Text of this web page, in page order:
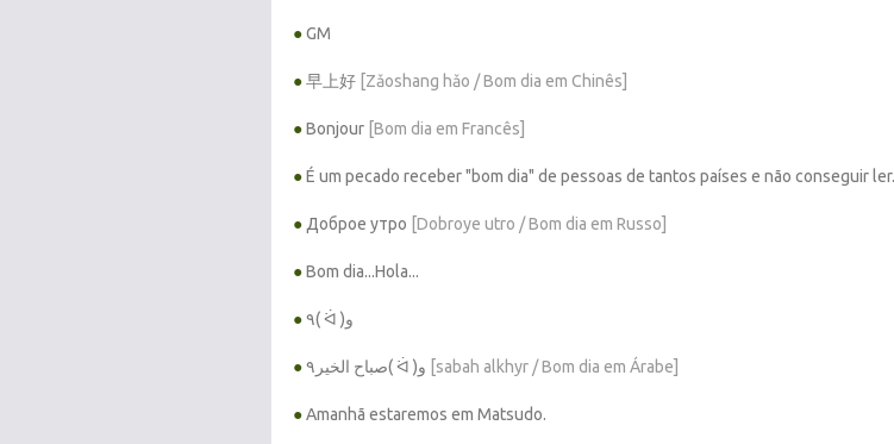
●GM
●早上好 [Zǎoshang hǎo / Bom dia em Chinês]
●Bonjour [Bom dia em Francês]
●É um pecado receber "bom dia" de pessoas de tantos países e não conseguir ler.
● Доброе утро [Dobroye utro / Bom dia em Russo]
●Bom dia...Hola...
● ٩( ᐛ )و
● [sabah alkhyr / Bom dia em Árabe]
●Amanhã estaremos em Matsudo.